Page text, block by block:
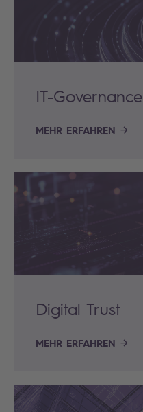
IT-Governance
MEHR ERFAHREN
Digital Trust
MEHR ERFAHREN